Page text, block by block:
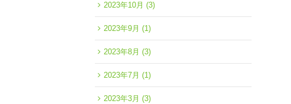
2023年10月 (3)
2023年9月 (1)
2023年8月 (3)
2023年7月 (1)
2023年3月 (3)